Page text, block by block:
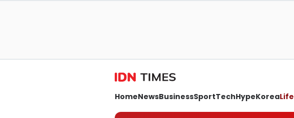
HomeNewsBusinessSportTechHypeKoreaLife